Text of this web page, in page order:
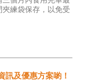
練袋保存，以免受
訊及優惠方案喲！